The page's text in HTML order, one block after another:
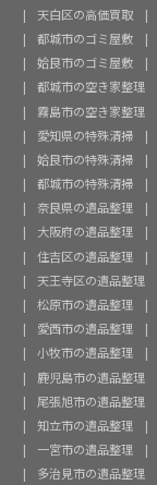
天白区の高価買取
都城市のゴミ屋敷
姶良市のゴミ屋敷
都城市の空き家整理
霧島市の空き家整理
愛知県の特殊清掃
姶良市の特殊清掃
都城市の特殊清掃
奈良県の遺品整理
大阪府の遺品整理
住吉区の遺品整理
天王寺区の遺品整理
松原市の遺品整理
愛西市の遺品整理
小牧市の遺品整理
鹿児島市の遺品整理
尾張旭市の遺品整理
知立市の遺品整理
一宮市の遺品整理
多治見市の遺品整理